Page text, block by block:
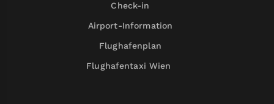
Check-in
Airport-Information
Flughafenplan
Flughafentaxi Wien